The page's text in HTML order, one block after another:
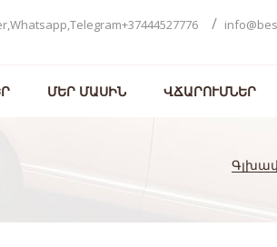
/
ՄԵՐ ՄԱՍԻՆ ՎՃԱՐՈՒՄՆԵՐ